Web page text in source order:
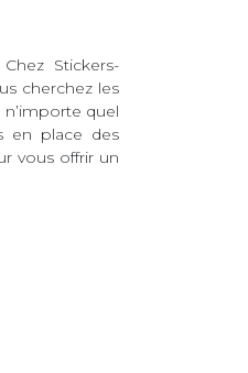
Stickers-
cherchez les
quel
en place des
vous offrir un